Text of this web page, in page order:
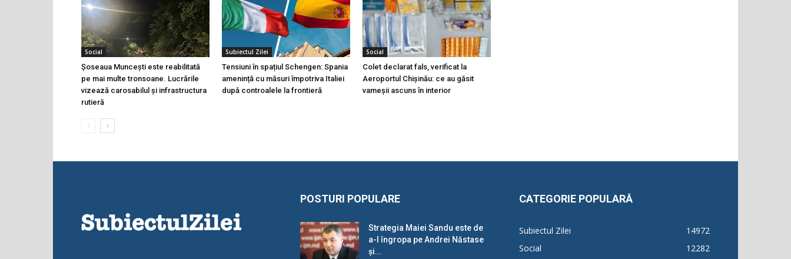
Social
Șoseaua Muncești este reabilitată
pe mai multe tronsoane. Lucrările
vizează carosabilul și infrastructura
rutieră
Subiectul Zilei
Tensiuni în spațiul Schengen: Spania
amenință cu măsuri împotriva Italiei
după controalele la frontieră
Social
Colet declarat fals, verificat la
Aeroportul Chișinău: ce au găsit
vameșii ascuns în interior
POSTURI POPULARE
Strategia Maiei Sandu este de
a-l îngropa pe Andrei Năstase
și...
CATEGORIE POPULARĂ
Subiectul Zilei
14972
Social
12282